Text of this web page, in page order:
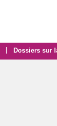
Dossiers sur